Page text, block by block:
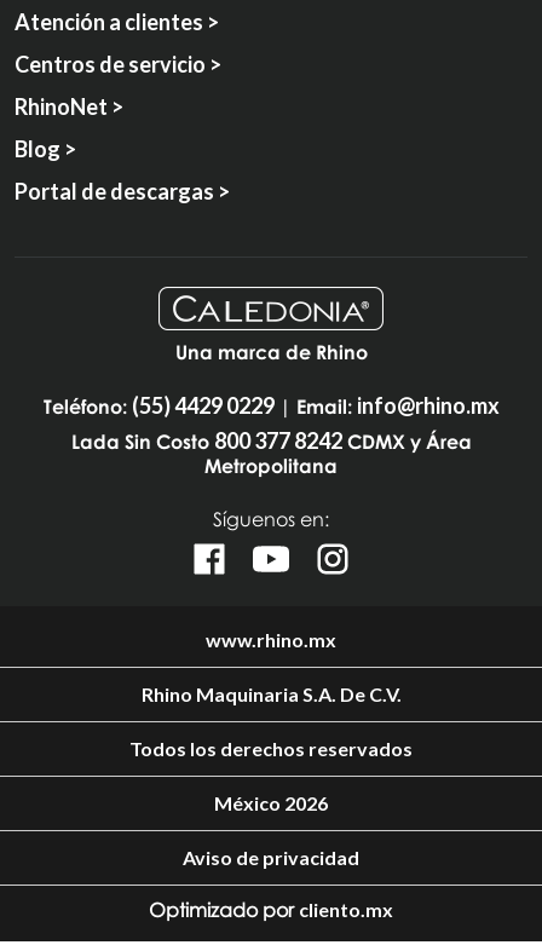
Atención a clientes >
Centros de servicio >
RhinoNet >
Blog >
Portal de descargas >
Una marca de Rhino
Teléfono: (55) 4429 0229| Email: info@rhino.mx
Lada Sin Costo 800 377 8242CDMX y Área
Metropolitana
Síguenos en:
www.rhino.mx
Rhino Maquinaria S.A. De C.V.
Todos los derechos reservados
México 2026
Aviso de privacidad
Optimizado por cliento.mx